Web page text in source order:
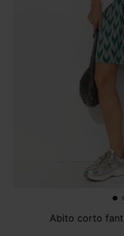
Abito corto